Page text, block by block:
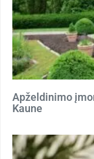
Apželdinimo
Kaune